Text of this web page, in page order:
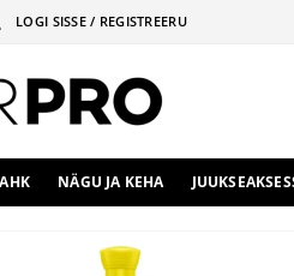
LOGI SISSE / REGISTREERU
NÄGU JA KEHA